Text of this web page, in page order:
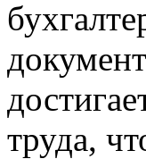
труда,